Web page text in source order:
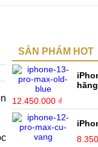
SẢN PHẨM HOT
12.450.000 ₫